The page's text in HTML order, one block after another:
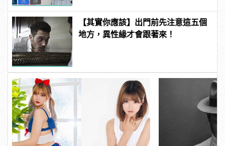
【其實你應該】出門前先注意這五個
地方，異性緣才會跟著來！